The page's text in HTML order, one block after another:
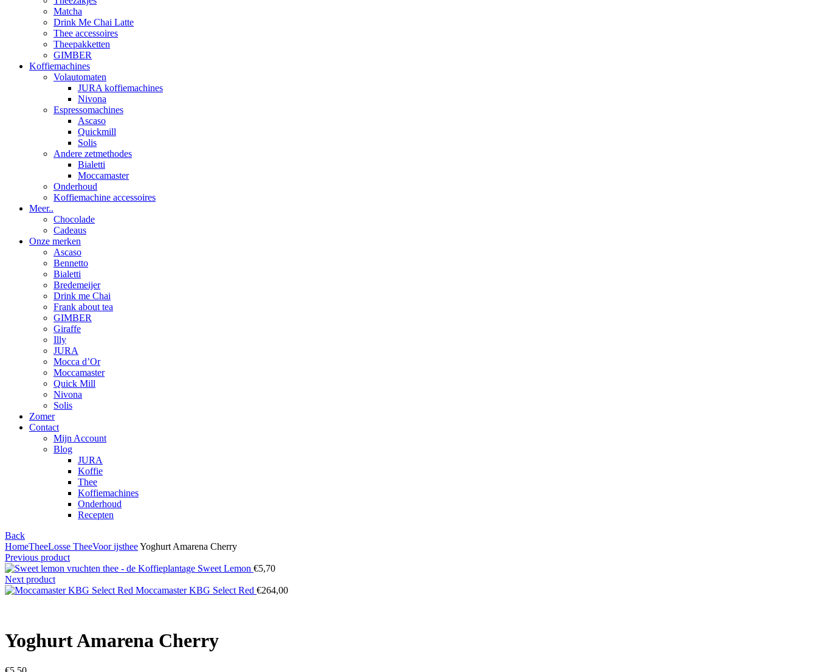
Matcha
Drink Me Chai Latte
Thee accessoires
Theepakketten
GIMBER
Koffiemachines
Volautomaten
JURA koffiemachines
Nivona
Espressomachines
Ascaso
Quickmill
Solis
Andere zetmethodes
Bialetti
Moccamaster
Onderhoud
Koffiemachine accessoires
Meer..
Chocolade
Cadeaus
Onze merken
Ascaso
Bennetto
Bialetti
Bredemeijer
Drink me Chai
Frank about tea
GIMBER
Giraffe
Illy
JURA
Mocca d’Or
Moccamaster
Quick Mill
Nivona
Solis
Zomer
Contact
Mijn Account
Blog
JURA
Koffie
Thee
Koffiemachines
Onderhoud
Recepten
Back
HomeTheeLosse TheeVoor ijstheeYoghurt Amarena Cherry
Previous product
Sweet Lemon €5,70
Next product
Moccamaster KBG Select Red €264,00
Yoghurt Amarena Cherry